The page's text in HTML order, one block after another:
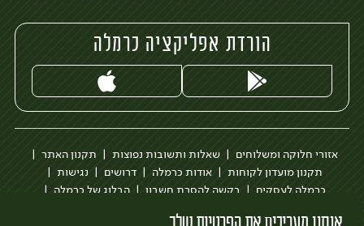
הורדת אפליקציה כרמלה
אזורי חלוקה ומשלוחים שאלות ותשובות נפוצות
תקנון האתר
תקנון מועדון לקוחות
אודות כרמלה דרושים
נגישות
כרמלה לעסקים
בקשה להסרת חשבון
הבלוג של כרמלה